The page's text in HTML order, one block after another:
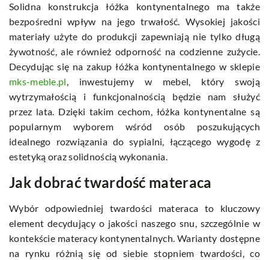
Solidna konstrukcja łóżka kontynentalnego ma także
bezpośredni wpływ na jego trwałość. Wysokiej jakości
materiały użyte do produkcji zapewniają nie tylko długą
żywotność, ale również odporność na codzienne zużycie.
Decydując się na zakup łóżka kontynentalnego w sklepie
mks-meble.pl, inwestujemy w mebel, który swoją
wytrzymałością i funkcjonalnością będzie nam służyć
przez lata. Dzięki takim cechom, łóżka kontynentalne są
popularnym wyborem wśród osób poszukujących
idealnego rozwiązania do sypialni, łączącego wygodę z
estetyką oraz solidnością wykonania.
Jak dobrać twardość materaca
Wybór odpowiedniej twardości materaca to kluczowy
element decydujący o jakości naszego snu, szczególnie w
kontekście materacy kontynentalnych. Warianty dostępne
na rynku różnią się od siebie stopniem twardości, co